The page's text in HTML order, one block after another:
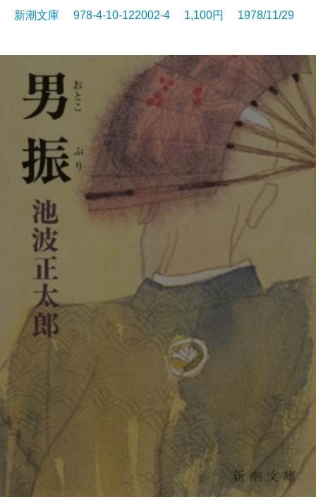
新潮文庫 978-4-10-122002-4 1,100円 1978/11/29